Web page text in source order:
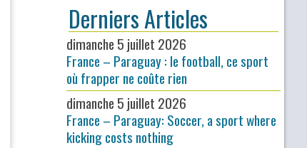
Derniers Articles
dimanche 5 juillet 2026
France – Paraguay : le football, ce sport
où frapper ne coûte rien
dimanche 5 juillet 2026
France – Paraguay: Soccer, a sport where
kicking costs nothing